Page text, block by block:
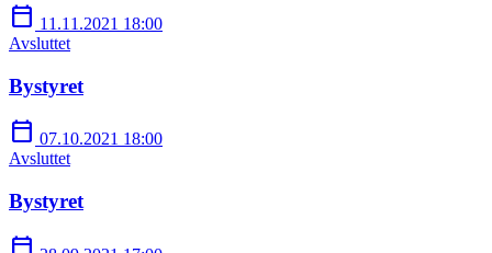
calendar_today 11.11.2021 18:00
Avsluttet
Bystyret
calendar_today 07.10.2021 18:00
Avsluttet
Bystyret